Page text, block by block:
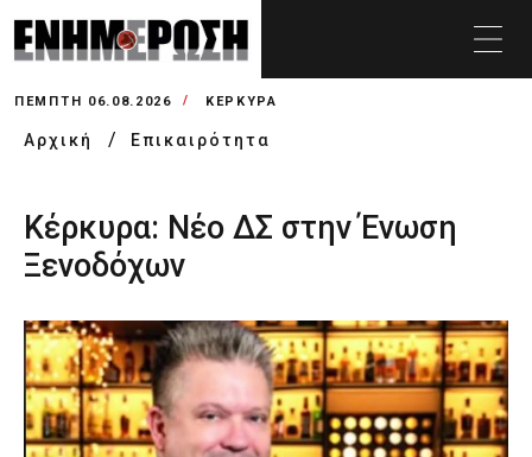
ΠΈΜΠΤΗ 06.08.2026 ΚΕΡΚΥΡΑ
Αρχική Επικαιρότητα
Κέρκυρα: Νέο ΔΣ στην Ένωση
Ξενοδόχων